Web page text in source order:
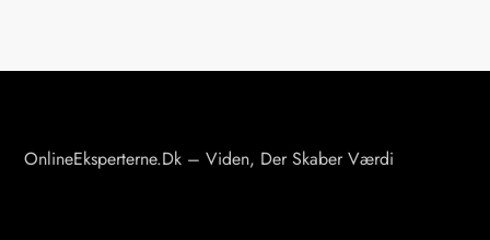
g
OnlineEksperterne.dk – Viden, Der Skaber Værdi